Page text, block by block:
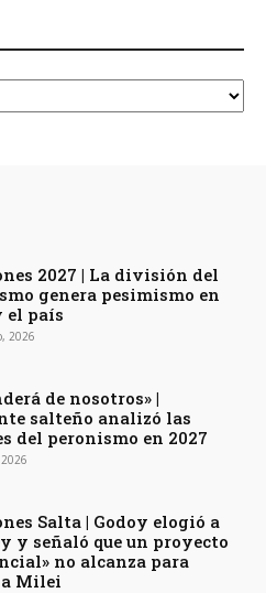
2027 | La división del
genera pesimismo en
el país
2026
de nosotros» |
salteño analizó las
del peronismo en 2027
Salta | Godoy elogió a
y señaló que un proyecto
no alcanza para
Milei